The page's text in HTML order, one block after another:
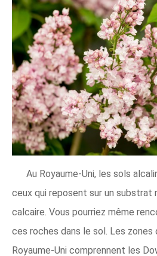
Au Royaume-Uni, les sols
ceux qui reposent sur un substrat
calcaire. Vous pourriez même
ces roches dans le sol. Les zones
Royaume-Uni comprennent les